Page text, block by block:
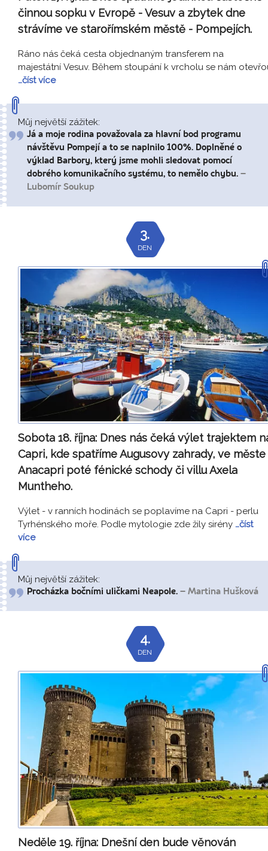
činnou sopku v Evropě - Vesuv a zbytek dne
strávíme ve starořímském městě - Pompejích.
Ráno nás čeká cesta objednaným transferem na
majestátní Vesuv. Během stoupání k vrcholu se nám
…číst více
Můj největší zážitek:
Já a moje rodina považovala za hlavní bod programu
návštěvu Pompejí a to se naplnilo 100%. Doplněné o
výklad Barbory, který jsme mohli sledovat pomocí
dobrého komunikačního systému, to nemělo chybu. –
Lubomír Soukup
3.
DEN
Sobota 18. října: Dnes nás čeká výlet trajektem
Capri, kde spatříme Augusovy zahrady, ve měste
Anacapri poté fénické schody či villu Axela
Muntheho.
Výlet - v ranních hodinách se poplavíme na Capri - perlu
Tyrhénského moře. Podle mytologie zde žily sirény …číst
více
Můj největší zážitek:
Procházka bočními uličkami Neapole. – Martina Hušková
4.
DEN
Neděle 19. října: Dnešní den bude věnován